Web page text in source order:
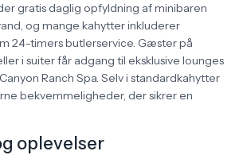
gratis daglig opfyldning af minibaren
og mange kahytter inkluderer
24-timers butlerservice. Gæster på
i suiter får adgang til eksklusive lounges
Ranch Spa. Selv i standardkahytter
bekvemmeligheder, der sikrer en
oplevelser